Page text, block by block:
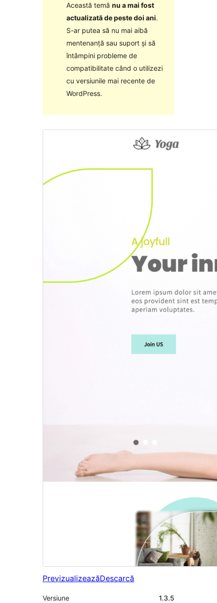
Această temă nu a mai fost
actualizată de peste doi ani.
S-ar putea să nu mai aibă
mentenanță sau suport și să
întâmpini probleme de
compatibilitate când o utilizezi
cu versiunile mai recente de
WordPress.
PrevizualizeazăDescarcă
Versiune
1.3.5